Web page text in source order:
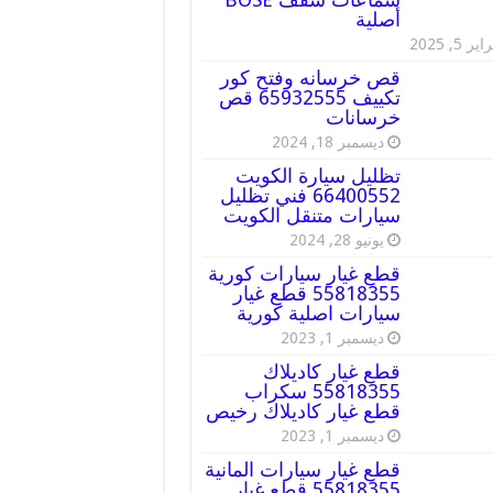
أصلية
5, 2025
قص خرسانه وفتح كور
تكييف 65932555 قص
خرسانات
ديسمبر 18, 2024
تظليل سيارة الكويت
66400552 فني تظليل
سيارات متنقل الكويت
يونيو 28, 2024
قطع غيار سيارات كورية
55818355 قطع غيار
سيارات اصلية كورية
ديسمبر 1, 2023
قطع غيار كاديلاك
55818355 سكراب
قطع غيار كاديلاك رخيص
ديسمبر 1, 2023
قطع غيار سيارات المانية